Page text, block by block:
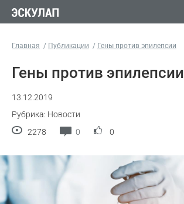
Главная Публикации Гены против эпилепсии
Гены против эпилепсии
13.12.2019
Рубрика: Новости
2278
0 0